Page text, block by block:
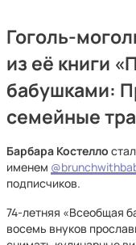
Гоголь-
из её книги
бабушками:
семейные
Барбара Костелло
именем
подписчиков.
74-летняя «Всеобщая
восемь внуков